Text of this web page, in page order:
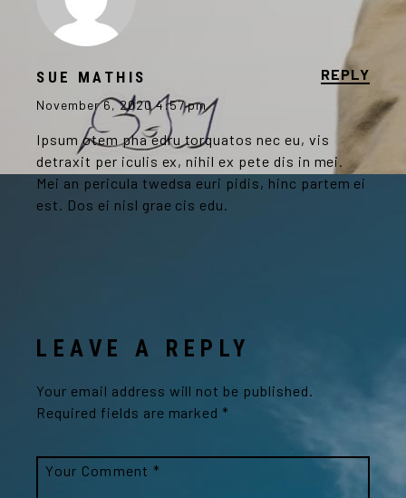
SUE MATHIS
November 6, 2020 4:57 pm
Ipsum otem pha edru torquatos nec eu, vis
detraxit per iculis ex, nihil ex pete dis in mei.
Mei an pericula twedsa euri pidis, hinc partem ei
est. Dos ei nisl grae cis edu.
REPLY
LEAVE A REPLY
Your email address will not be published.
Required fields are marked*